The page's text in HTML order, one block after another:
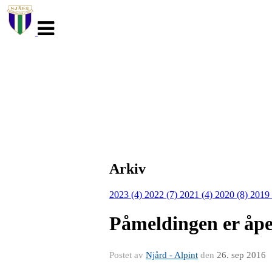
navigasjon
Arkiv
2023 (4) 2022 (7) 2021 (4) 2020 (8) 2019
Påmeldingen er
Postet av Njård - Alpint den 26. sep 2016